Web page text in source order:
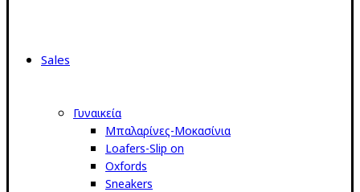
Sales
Γυναικεία
Μπαλαρίνες-Μοκασίνια
Loafers-Slip on
Oxfords
Sneakers